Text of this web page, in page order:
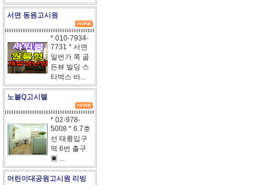
서면 동원고시원
* 010-7934-
7731 * 서면
일번가 쪽 골
든뷰 빌딩 스
타벅스 바...
노블Q고시텔
* 02-978-
5008 * 6.7호
선 태릉입구
역 6번 출구
▣ ...
어린이대공원고시원 리빙